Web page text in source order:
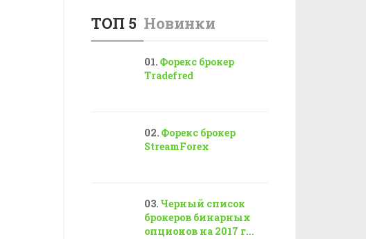
ТОП 5 Новинки
Форекс брокер
Tradefred
Форекс брокер
StreamForex
Черный список
брокеров бинарных
опционов на 2017 г...